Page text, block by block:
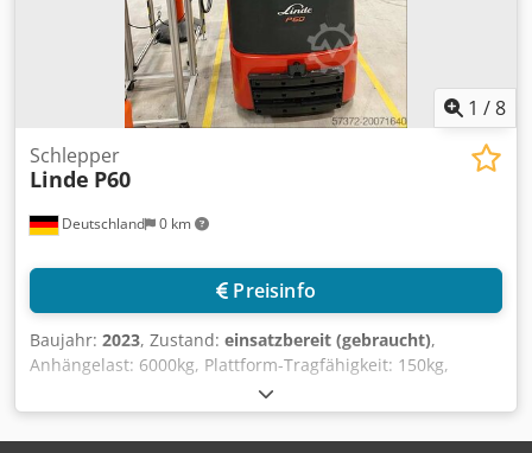
1 /8
Deutschland 0 km
Schlepper
Linde P60
Preisinfo
Baujahr: 2023, Zustand: einsatzbereit (gebraucht),
Anhängelast: 6000kg, Plattform-Tragfähigkeit: 150kg,
Nennzugkraft: 1200N, max. Zugkraft: 6500N,
Fahrgeschwindigkeit mit/ohne Last: 20km/h/12km/h,
Achslast vorne/hinten: 550kg/860kg, Radstand: 1190mm,